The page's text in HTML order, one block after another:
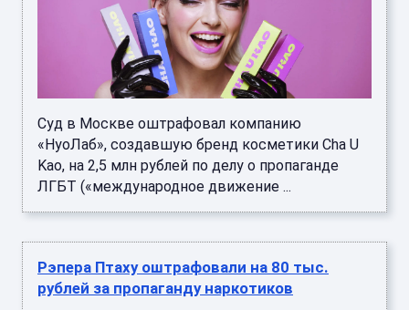
Суд в Москве оштрафовал компанию
«НуоЛаб», создавшую бренд косметики Cha U
Kao, на 2,5 млн рублей по делу о пропаганде
ЛГБТ («международное движение ...
Рэпера Птаху оштрафовали на 80 тыс.
рублей за пропаганду наркотиков